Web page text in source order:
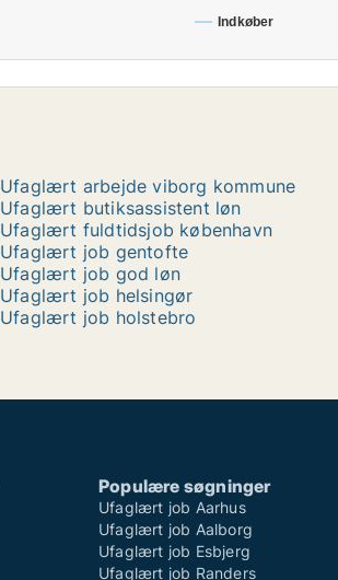
Indkøber
Ufaglært arbejde viborg kommune
Ufaglært butiksassistent løn
Ufaglært fuldtidsjob københavn
Ufaglært job gentofte
Ufaglært job god løn
Ufaglært job helsingør
Ufaglært job holstebro
Populære søgninger
Ufaglært job Aarhus
Ufaglært job Aalborg
Ufaglært job Esbjerg
Ufaglært job Randers